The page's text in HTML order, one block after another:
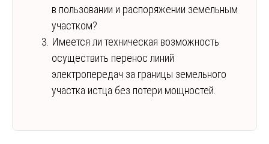
в пользовании и распоряжении земельным
участком?
Имеется ли техническая возможность
осуществить перенос линий
электропередач за границы земельного
участка истца без потери мощностей.